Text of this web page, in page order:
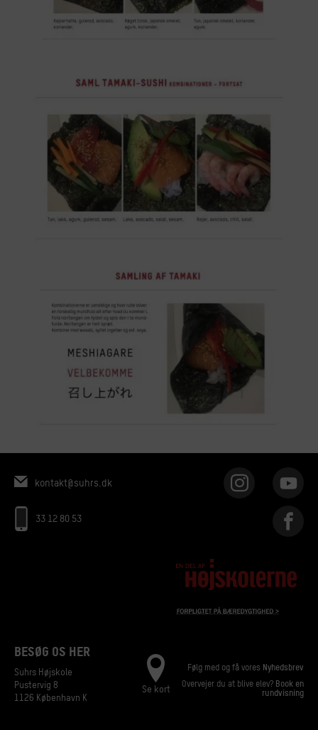
kontakt@suhrs.dk
33 12 80 53
BESØG OS HER
Suhrs Højskole
Pustervig 8
1126 København K
Se kort
Følg med og få vores Nyhedsbrev
Overvejer du at blive elev? Book en
rundvisning